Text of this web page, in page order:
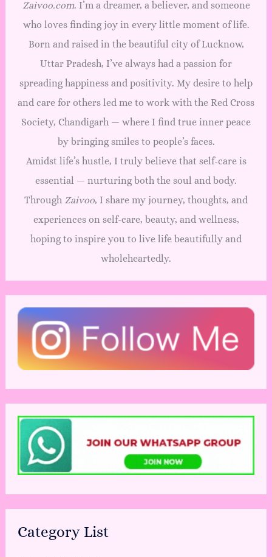
Zaivoo.com. I’m a dreamer, a believer, and someone
who loves finding joy in every little moment of life.
Born and raised in the beautiful city of Lucknow,
Uttar Pradesh, I’ve always had a passion for
spreading happiness and positivity. My desire to help
and care for others led me to work with the Red Cross
Society, Chandigarh — where I find true inner peace
by bringing smiles to people’s faces.
Amidst life’s hustle, I truly believe that self-care is
essential — nurturing both the soul and body.
Through Zaivoo, I share my journey, thoughts, and
experiences on self-care, beauty, and wellness,
hoping to inspire you to live life beautifully and
wholeheartedly.
Category List